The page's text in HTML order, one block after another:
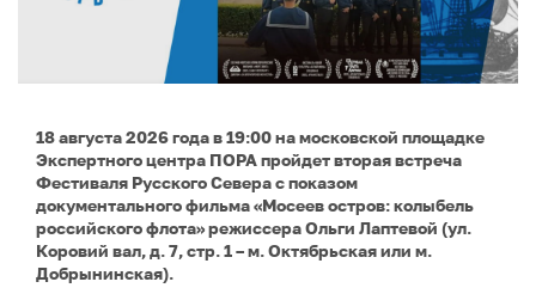
18 августа 2026 года в 19:00 на московской площадке
Экспертного центра ПОРА пройдет вторая встреча
Фестиваля Русского Севера с показом
документального фильма «Мосеев остров: колыбель
российского флота» режиссера Ольги Лаптевой (ул.
Коровий вал, д. 7, стр. 1 – м. Октябрьская или м.
Добрынинская).